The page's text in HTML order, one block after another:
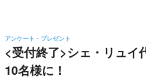
アンケート・プレゼント
<受付終了>シェ・リュイ
10名様に！